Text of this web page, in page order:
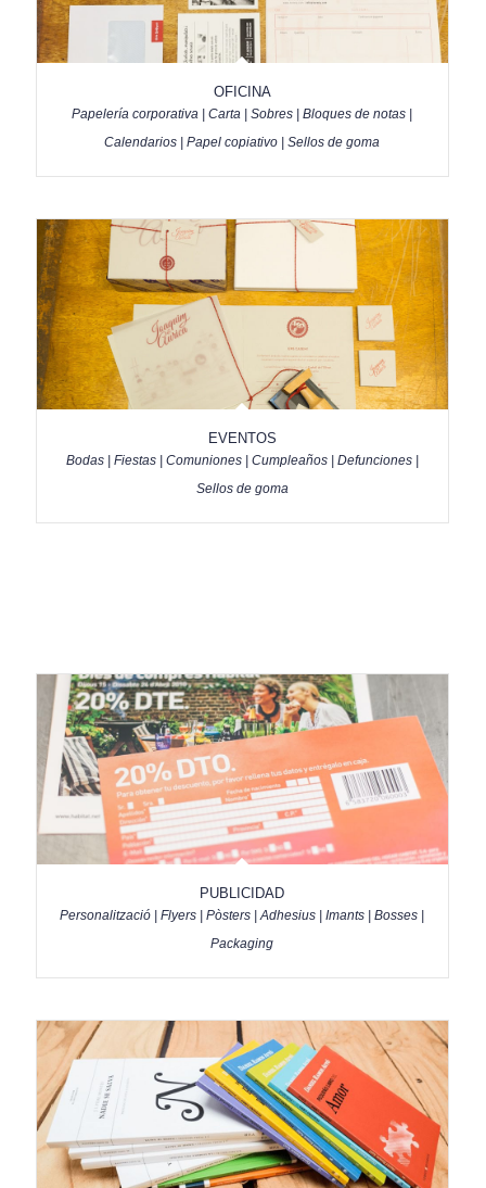
OFICINA
Papelería corporativa | Carta | Sobres | Bloques de notas |
Calendarios | Papel copiativo | Sellos de goma
EVENTOS
Bodas | Fiestas | Comuniones | Cumpleaños | Defunciones |
Sellos de goma
PUBLICIDAD
Personalització | Flyers | Pòsters | Adhesius | Imants | Bosses |
Packaging